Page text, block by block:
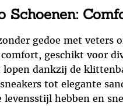
Schoenen:
gedoe met veters
geschikt voor
dankzij de
tot elegante
levensstijl hebben en